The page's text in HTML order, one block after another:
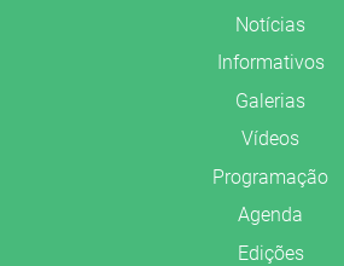
Notícias
Informativos
Galerias
Vídeos
Programação
Agenda
Edições